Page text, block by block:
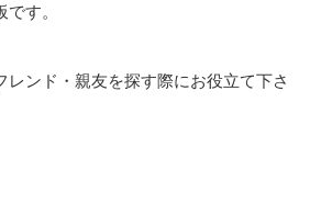
す。
レンド・親友を探す際にお役立て下さ